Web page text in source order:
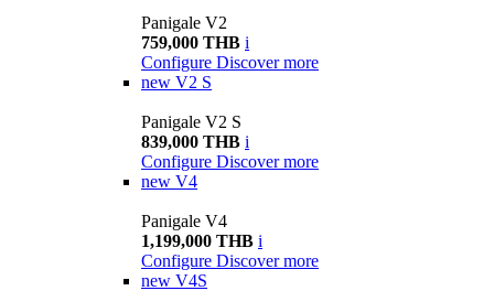
Panigale V2
759,000 THB i
Configure Discover more
new V2 S
Panigale V2 S
839,000 THB i
Configure Discover more
new V4
Panigale V4
1,199,000 THB i
Configure Discover more
new V4S